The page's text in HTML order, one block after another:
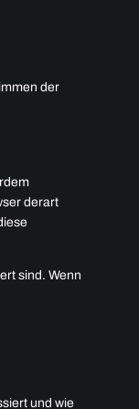
der
derart
sind. Wenn
und wie